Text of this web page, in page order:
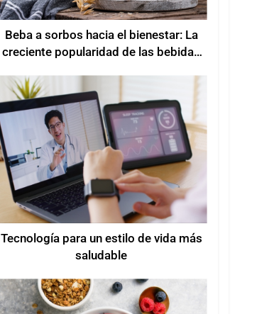
Beba a sorbos hacia el bienestar: La
creciente popularidad de las bebidas
Tecnología para un estilo de vida más
saludable